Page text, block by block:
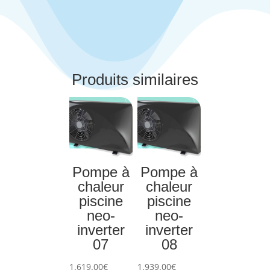
Produits similaires
Pompe à
chaleur
piscine
neo-
inverter
07
1.619.00€
Pompe à
chaleur
piscine
neo-
inverter
08
1.939.00€